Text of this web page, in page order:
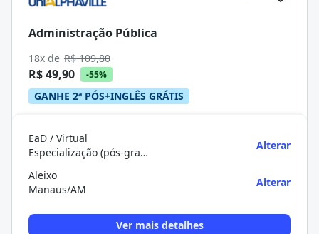
Administração Pública
18x de R$ 109,80
R$ 49,90 -55%
GANHE 2ª PÓS+INGLÊS GRÁTIS
EaD / Virtual
Especialização (pós-graduação)
Alterar
Aleixo
Manaus/AM
Alterar
Ver mais detalhes